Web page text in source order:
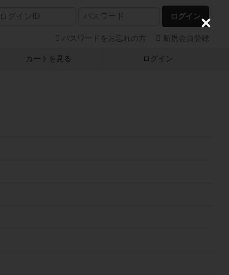
ログイン
パスワードをお忘れの方 新規会員登録
カートを見る ログイン
C
l
o